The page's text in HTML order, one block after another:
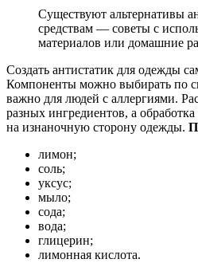
Существуют альтернативы
средствам — советы с
материалов или домашние
Создать антистатик для одежды
Компоненты можно выбирать по
важно для людей с аллергиями.
разных ингредиентов, а
на изнаночную сторону одежды.
лимон;
соль;
уксус;
мыло;
сода;
вода;
глицерин;
лимонная кислота.